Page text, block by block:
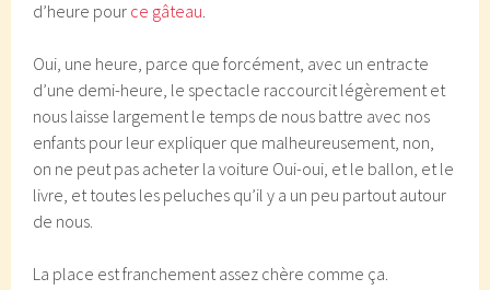
d’heure pour ce gâteau.
Oui, une heure, parce que forcément, avec un entracte
d’une demi-heure, le spectacle raccourcit légèrement et
nous laisse largement le temps de nous battre avec nos
enfants pour leur expliquer que malheureusement, non,
on ne peut pas acheter la voiture Oui-oui, et le ballon, et le
livre, et toutes les peluches qu’il y a un peu partout autour
de nous.
La place est franchement assez chère comme ça.